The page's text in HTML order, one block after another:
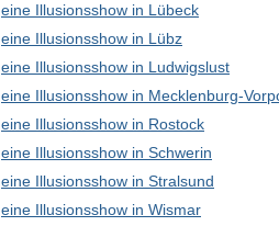
eine Illusionsshow in Lübeck
eine Illusionsshow in Lübz
eine Illusionsshow in Ludwigslust
eine Illusionsshow in Mecklenburg-
eine Illusionsshow in Rostock
eine Illusionsshow in Schwerin
eine Illusionsshow in Stralsund
eine Illusionsshow in Wismar